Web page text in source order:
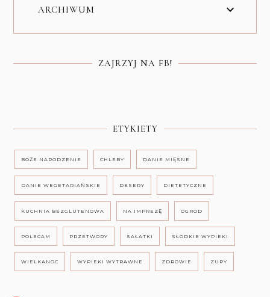
ARCHIWUM
ZAJRZYJ NA FB!
ETYKIETY
BOŻE NARODZENIE CHLEBY DANIE MIĘSNE
DANIE WEGETARIAŃSKIE DESERY DIETETYCZNE
KUCHNIA BEZGLUTENOWA NA IMPREZĘ OGRÓD
POLECAM PRZETWORY SAŁATKI SŁODKIE WYPIEKI
WIELKANOC WYPIEKI WYTRAWNE ZDROWIE ZUPY